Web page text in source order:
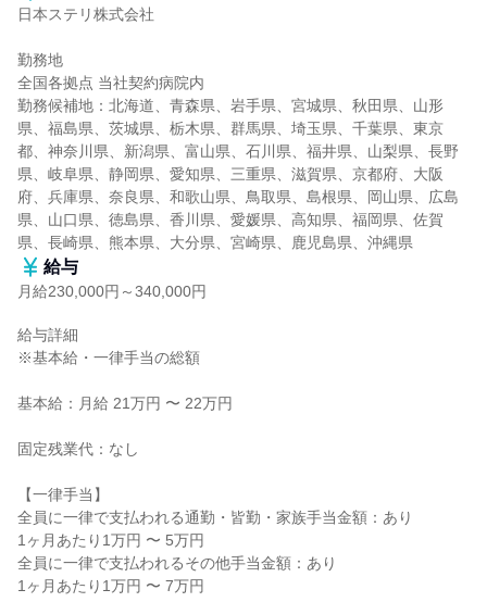
日本ステリ株式会社
勤務地
全国各拠点 当社契約病院内
勤務候補地：北海道、青森県、岩手県、宮城県、秋田県、山形
県、福島県、茨城県、栃木県、群馬県、埼玉県、千葉県、東京
都、神奈川県、新潟県、富山県、石川県、福井県、山梨県、長野
県、岐阜県、静岡県、愛知県、三重県、滋賀県、京都府、大阪
府、兵庫県、奈良県、和歌山県、鳥取県、島根県、岡山県、広島
県、山口県、徳島県、香川県、愛媛県、高知県、福岡県、佐賀
県、長崎県、熊本県、大分県、宮崎県、鹿児島県、沖縄県
給与
月給230,000円～340,000円
給与詳細
※基本給・一律手当の総額
基本給：月給 21万円 〜 22万円
固定残業代：なし
【一律手当】
全員に一律で支払われる通勤・皆勤・家族手当金額：あり
1ヶ月あたり1万円 〜 5万円
全員に一律で支払われるその他手当金額：あり
1ヶ月あたり1万円 〜 7万円